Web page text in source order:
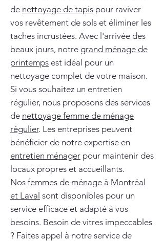
de nettoyage de tapis pour raviver
vos revêtement de sols et éliminer les
taches incrustées. Avec l'arrivée des
beaux jours, notre grand ménage de
printemps est idéal pour un
nettoyage complet de votre maison.
Si vous souhaitez un entretien
régulier, nous proposons des services
de nettoyage femme de ménage
régulier. Les entreprises peuvent
bénéficier de notre expertise en
entretien ménager pour maintenir des
locaux propres et accueillants.
Nos femmes de ménage à Montréal
et Laval sont disponibles pour un
service efficace et adapté à vos
besoins. Besoin de vitres impeccables
? Faites appel à notre service de